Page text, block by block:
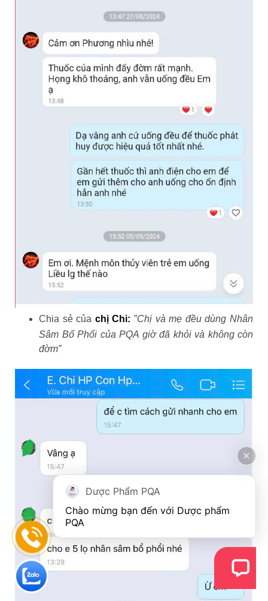
Chia sẻ của chị Chi:”Chị và mẹ đều dùng Nhân
Sâm Bổ Phổi của PQA giờ đã khỏi và không còn
đờm”
Dược Phẩm PQA
Chào mừng bạn đến với Dược phẩm
PQA